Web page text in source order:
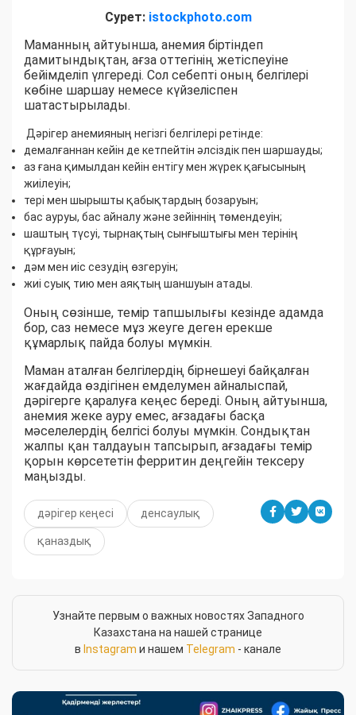
Сурет: istockphoto.com
Маманның айтуынша, анемия біртіндеп
дамитындықтан, ағза оттегінің жетіспеуіне
бейімделіп үлгереді. Сол себепті оның белгілері
көбіне шаршау немесе күйзеліспен
шатастырылады.
Дәрігер анемияның негізгі белгілері ретінде:
демалғаннан кейін де кетпейтін әлсіздік пен шаршауды;
аз ғана қимылдан кейін ентігу мен жүрек қағысының
жиілеуін;
тері мен шырышты қабықтардың бозаруын;
бас ауруы, бас айналу және зейіннің төмендеуін;
шаштың түсуі, тырнақтың сынғыштығы мен терінің
құрғауын;
дәм мен иіс сезудің өзгеруін;
жиі суық тию мен аяқтың шаншуын атады.
Оның сөзінше, темір тапшылығы кезінде адамда
бор, саз немесе мұз жеуге деген ерекше
құмарлық пайда болуы мүмкін.
Маман аталған белгілердің бірнешеуі байқалған
жағдайда өздігінен емделумен айналыспай,
дәрігерге қаралуға кеңес береді. Оның айтуынша,
анемия жеке ауру емес, ағзадағы басқа
мәселелердің белгісі болуы мүмкін. Сондықтан
жалпы қан талдауын тапсырып, ағзадағы темір
қорын көрсететін ферритин деңгейін тексеру
маңызды.
дәрігер кеңесі денсаулық
қаназдық
Узнайте первым о важных новостях Западного
Казахстана на нашей странице
в Instagram и нашем Telegram - канале